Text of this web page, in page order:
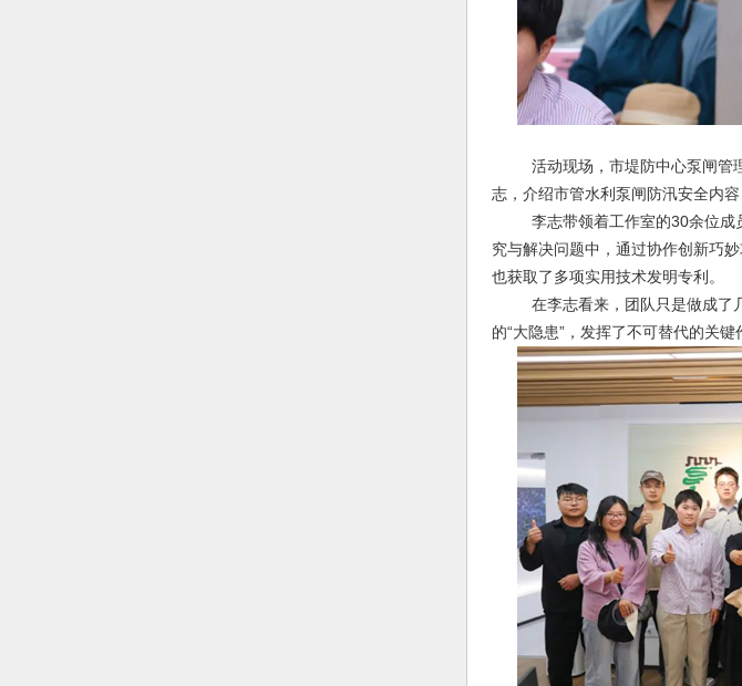
活动现场，市堤防中心泵闸管理
志，介绍市管水利泵闸防汛安全内
李志带领着工作室的30余位成员
究与解决问题中，通过协作创新巧
也获取了多项实用技术发明专利。
在李志看来，团队只是做成了几
的“大隐患”，发挥了不可替代的关